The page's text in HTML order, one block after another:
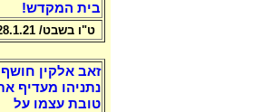
בית המקדש!
ט"ו בשבט/ 28.1.21
זאב אלקין
נתניהו מעדיף
טובת עצמו על